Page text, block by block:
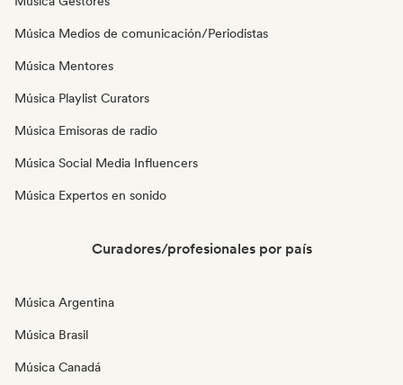
Música Medios de comunicación/Periodistas
Música Mentores
Música Playlist Curators
Música Emisoras de radio
Música Social Media Influencers
Música Expertos en sonido
Curadores/profesionales por país
Música Argentina
Música Brasil
Música Canadá